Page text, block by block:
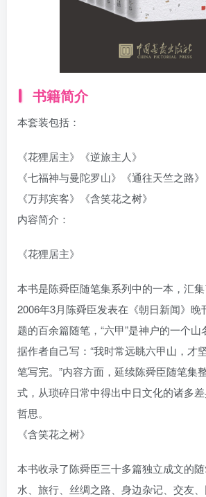
书籍简介
本套装包括：
《花狸居主》《逆旅主人》
《七福神与曼陀罗山》《通往天竺之路》
《万邦宾客》《含笑花之树》
内容简介：
《花狸居主》
本书是陈舜臣随笔集系列中的一本，汇
2006年3月陈舜臣发表在《朝日新闻》晚
题的百余篇随笔，“六甲”是神户的一个山
据作者自己写：“我时常远眺六甲山，才
笔写完。”内容方面，延续陈舜臣随笔集
式，从琐碎日常中得出中日文化的诸多
哲思。
《含笑花之树》
本书收录了陈舜臣三十多篇独立成文的
水、旅行、丝绸之路、身边杂记、交友